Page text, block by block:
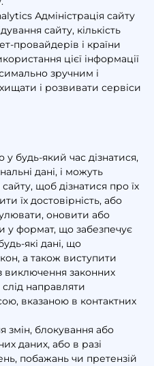
Адміністрація сайту
сайту, кількість
провайдерів і країни
цієї інформації
зручним і
і розвивати сервіси
у будь-який час дізнатися,
дані, і можуть
щоб дізнатися про їх
їх достовірність, або
оновити або
у формат, що забезпечує
які дані, що
а також виступити
виключення законних
слід направляти
вказаною в контактних
змін, блокування або
даних, або в разі
побажань чи претензій